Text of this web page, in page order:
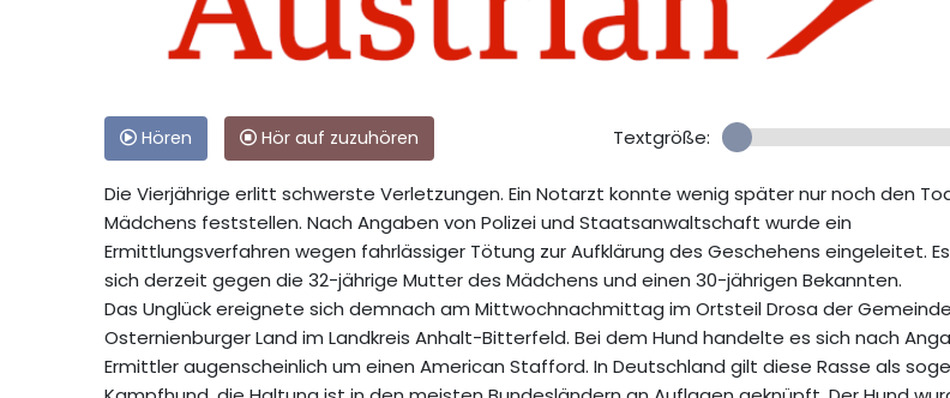
Hören Hör auf zuzuhören Textgröße:
Die Vierjährige erlitt schwerste Verletzungen. Ein Notarzt konnte wenig später nur noch den
Mädchens feststellen. Nach Angaben von Polizei und Staatsanwaltschaft wurde ein
Ermittlungsverfahren wegen fahrlässiger Tötung zur Aufklärung des Geschehens eingeleitet.
sich derzeit gegen die 32-jährige Mutter des Mädchens und einen 30-jährigen Bekannten.
Das Unglück ereignete sich demnach am Mittwochnachmittag im Ortsteil Drosa der Gemeinde
Osternienburger Land im Landkreis Anhalt-Bitterfeld. Bei dem Hund handelte es sich nach
Ermittler augenscheinlich um einen American Stafford. In Deutschland gilt diese Rasse als